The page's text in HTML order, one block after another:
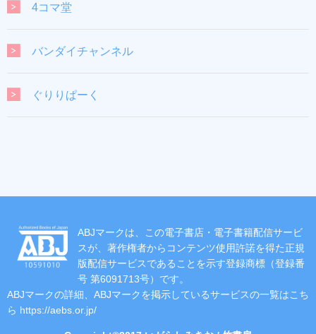
4コマ堂
バンダイチャンネル
ぐりりぱーく
ABJマークは、この電子書店・電子書籍配信サービ
スが、著作権者からコンテンツ使用許諾を得た正規
版配信サービスであることを示す登録商標（登録番
号 第6091713号）です。
ABJマークの詳細、ABJマークを掲示しているサービスの一覧はこち
ら https://aebs.or.jp/